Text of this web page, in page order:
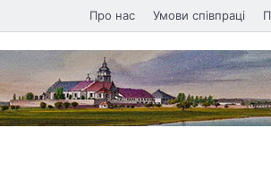
Про нас Умови співпраці